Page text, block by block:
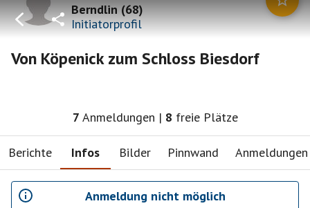
Berndlin(68)
Initiatorprofil
Von Köpenick zum Schloss Biesdorf
7 Anmeldungen | 8 freie Plätze
Berichte Infos Bilder Pinnwand Anmeldungen
Anmeldung nicht möglich